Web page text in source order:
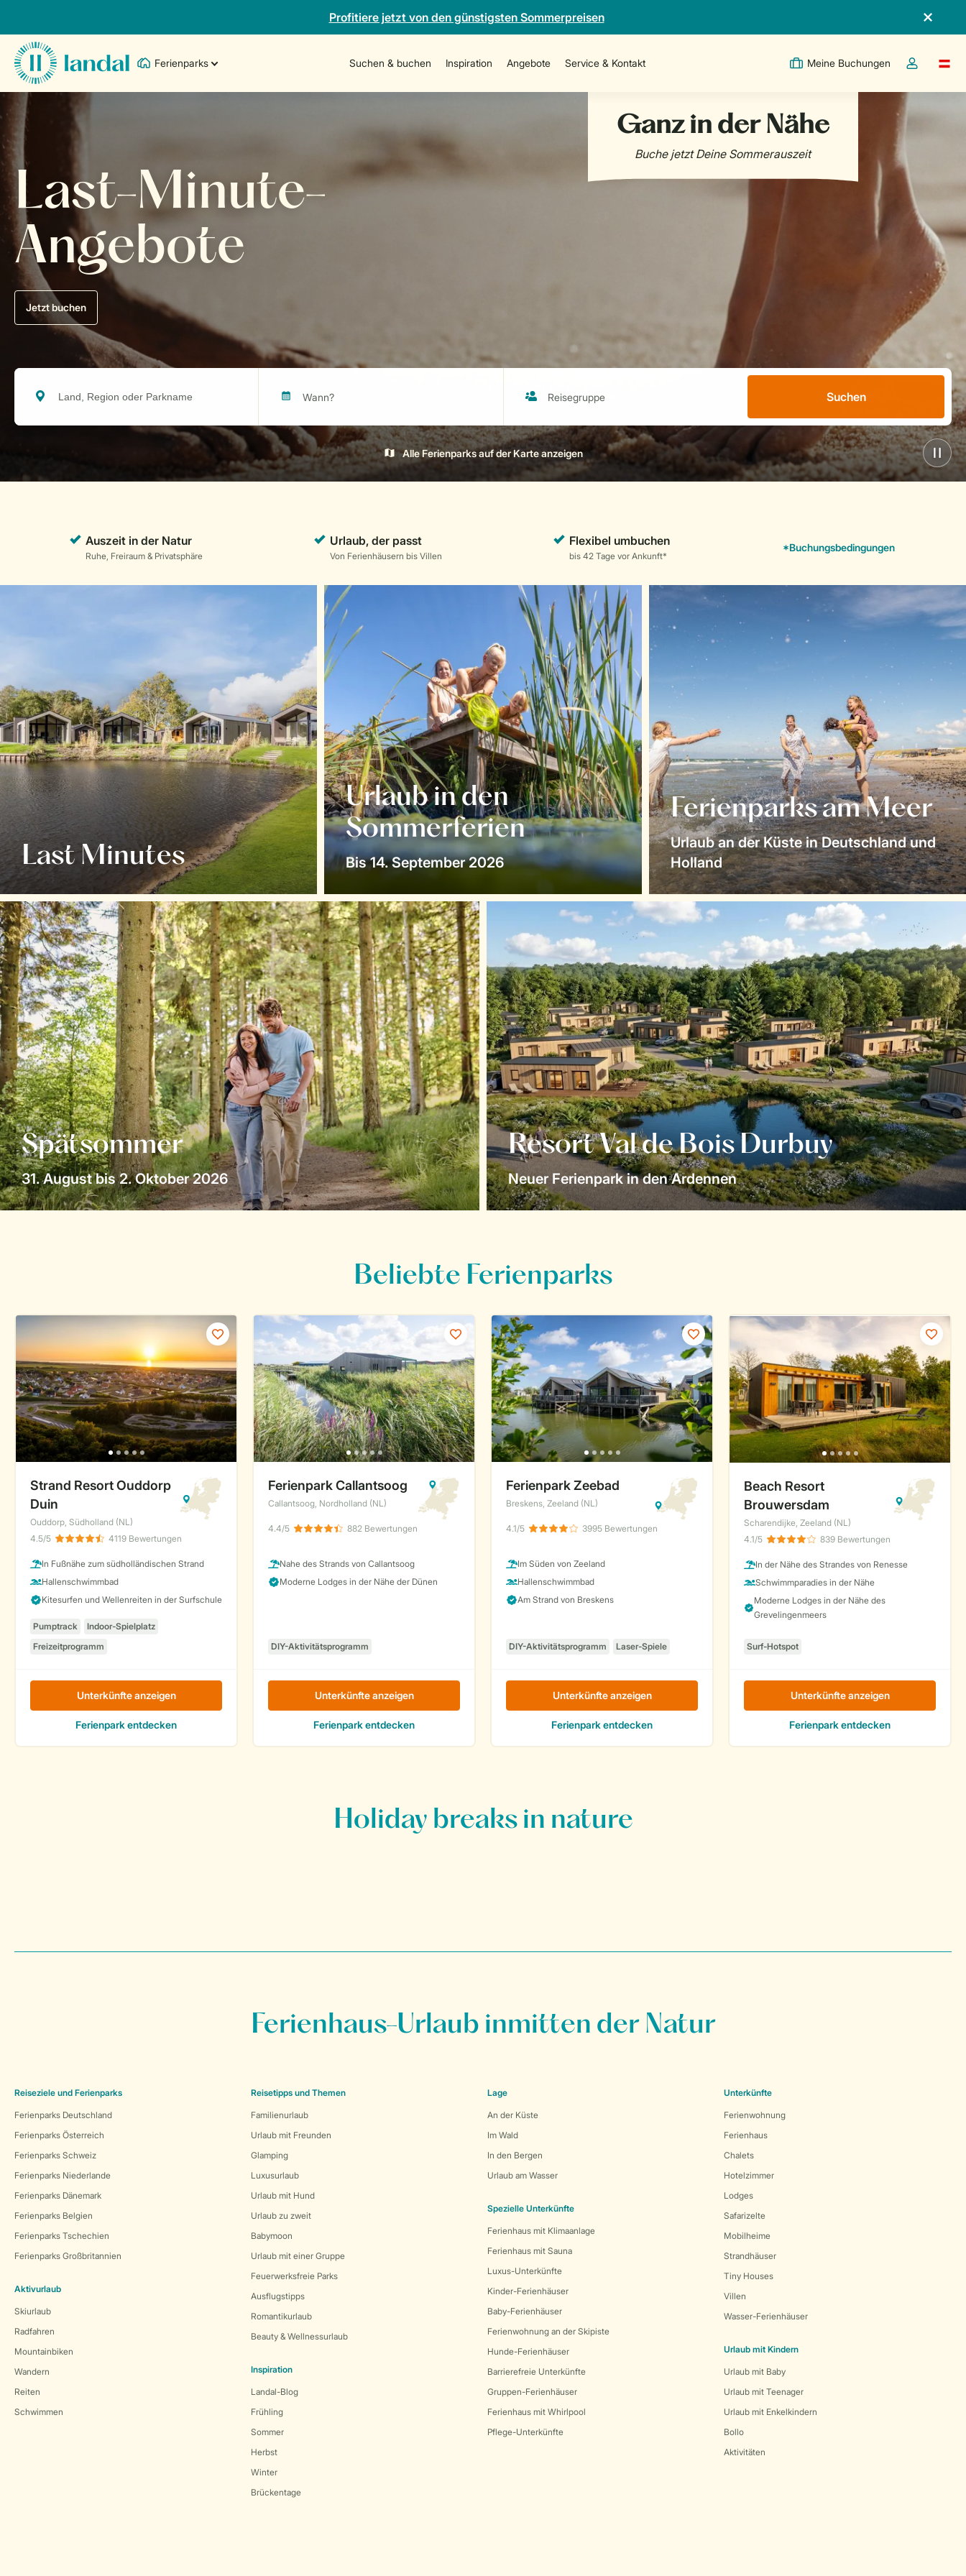
Profitiere jetzt von den günstigsten Sommerpreisen
Ferienparks Suchen & buchen Inspiration Angebote Service & Kontakt Meine Buchungen
Dropdown-
Last-Minute-
Angebote
Jetzt buchen
Suchen
Alle Ferienparks auf der Karte anzeigen
Last Minutes
Urlaub in den
Sommerferien
Bis 14. September 2026
Ferienparks am Meer
Urlaub an der Küste in Deutschland und
Holland
Spätsommer
31. August bis 2. Oktober 2026
Resort Val de Bois Durbuy
Neuer Ferienpark in den Ardennen
Ferienhaus-Urlaub inmitten der Natur
Reiseziele und Ferienparks
Ferienparks Deutschland
Ferienparks Österreich
Ferienparks Schweiz
Ferienparks Niederlande
Ferienparks Dänemark
Ferienparks Belgien
Ferienparks Tschechien
Ferienparks Großbritannien
Aktivurlaub
Skiurlaub
Radfahren
Mountainbiken
Wandern
Reiten
Schwimmen
Reisetipps und Themen
Familienurlaub
Urlaub mit Freunden
Glamping
Luxusurlaub
Urlaub mit Hund
Urlaub zu zweit
Babymoon
Urlaub mit einer Gruppe
Feuerwerksfreie Parks
Ausflugstipps
Romantikurlaub
Beauty & Wellnessurlaub
Inspiration
Landal-Blog
Frühling
Sommer
Herbst
Winter
Brückentage
Lage
An der Küste
Im Wald
In den Bergen
Urlaub am Wasser
Spezielle Unterkünfte
Ferienhaus mit Klimaanlage
Ferienhaus mit Sauna
Luxus-Unterkünfte
Kinder-Ferienhäuser
Baby-Ferienhäuser
Ferienwohnung an der Skipiste
Hunde-Ferienhäuser
Barrierefreie Unterkünfte
Gruppen-Ferienhäuser
Ferienhaus mit Whirlpool
Pflege-Unterkünfte
Unterkünfte
Ferienwohnung
Ferienhaus
Chalets
Hotelzimmer
Lodges
Safarizelte
Mobilheime
Strandhäuser
Tiny Houses
Villen
Wasser-Ferienhäuser
Urlaub mit Kindern
Urlaub mit Baby
Urlaub mit Teenager
Urlaub mit Enkelkindern
Bollo
Aktivitäten